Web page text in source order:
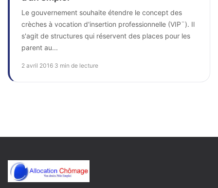
Le gouvernement souhaite étendre le concept des
crèches à vocation d'insertion professionnelle (VIP¨). Il
s'agit de structures qui réservent des places pour les
parent au...
2 avril 2016 3 min de lecture